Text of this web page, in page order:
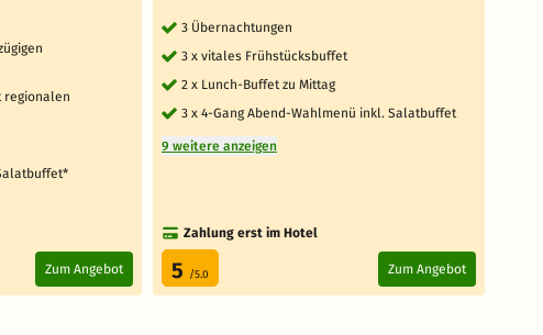
regionalen
Zum Angebot
3 Übernachtungen
3 x vitales Frühstücksbuffet
2 x Lunch-Buffet zu Mittag
3 x 4-Gang Abend-Wahlmenü inkl. Salatbuffet
9 weitere anzeigen
Zahlung erst im Hotel
5 /5.0 Zum Angebot